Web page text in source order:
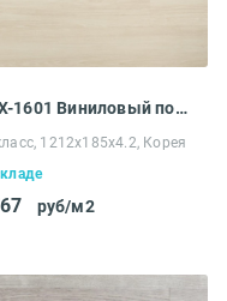
NOX-1601 Виниловый пол EcoClick NOX-1600 Wood Дуб Торонто
1212x185x4.2, Корея
руб/м2